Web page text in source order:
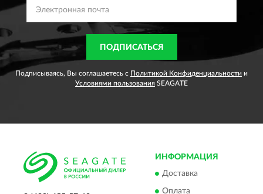
ПОДПИСАТЬСЯ
Подписываясь, Вы соглашаетесь с Политикой Конфиденциальности и
Условиями пользования SEAGATE
ИНФОРМАЦИЯ
Доставка
Оплата